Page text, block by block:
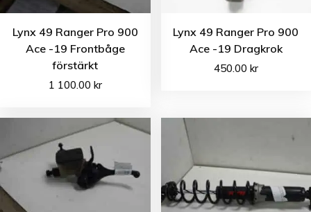
Lynx 49 Ranger Pro 900
Ace -19 Frontbåge
förstärkt
1 100.00 kr
Lynx 49 Ranger Pro 900
Ace -19 Dragkrok
450.00 kr